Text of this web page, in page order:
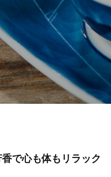
で心も体もリラック